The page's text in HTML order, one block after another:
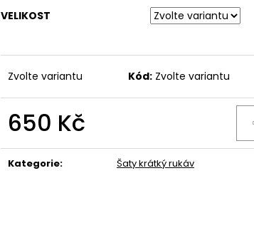
VELIKOST
Zvolte variantu Kód: Zvolte variantu
650 Kč
cena:
Kategorie: Šaty krátký rukáv